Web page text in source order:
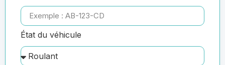
État du véhicule